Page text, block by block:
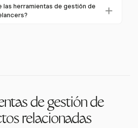
a tiempo.
de Harvest, como las alertas de
a monitorear el alcance del
priorizar tareas utilizando
de Eisenhower y
las herramientas de gestión de
de gestión de
relacionadas